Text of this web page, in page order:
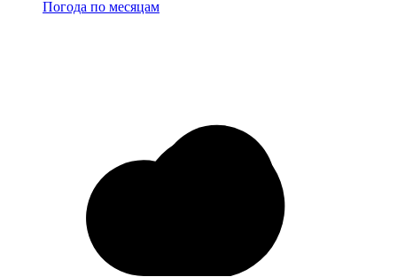
Погода по месяцам